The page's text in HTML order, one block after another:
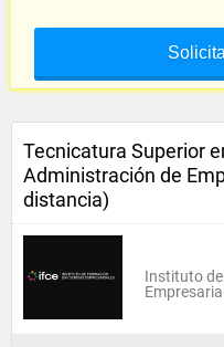
Tecnicatura Superior
Administración de
distancia)
Instituto